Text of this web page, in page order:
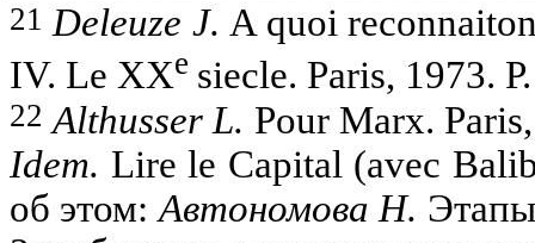
21 Deleuze J. A quoi
IV. Le XXе siecle. Paris, 1973.
22 Althusser L. Pour Marx. Paris
Idem. Lire le Capital (avec
об этом:Автономова Н. Этапы